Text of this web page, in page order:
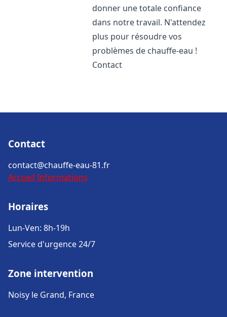
donner une totale confiance
dans notre travail. N'attendez
plus pour résoudre vos
problèmes de chauffe-eau !
Contact
Contact
contact@chauffe-eau-81.fr
Accueil Informations
Horaires
Lun-Ven: 8h-19h
Service d'urgence 24/7
Zone intervention
Noisy le Grand, France